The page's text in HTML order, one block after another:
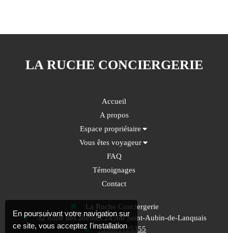
LA RUCHE CONCIERGERIE
Accueil
A propos
Espace propriétaire
Vous êtes voyageur
FAQ
Témoignages
Contact
La Ruche Conciergerie
32 route des abeilles 24560 Saint-Aubin-de-Lanquais
+33681125355
En poursuivant votre navigation sur
ce site, vous acceptez l'installation